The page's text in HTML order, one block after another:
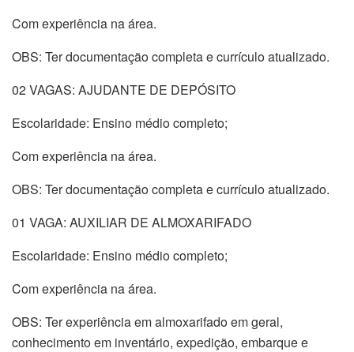
Com experiência na área.
OBS: Ter documentação completa e currículo atualizado.
02 VAGAS: AJUDANTE DE DEPÓSITO
Escolaridade: Ensino médio completo;
Com experiência na área.
OBS: Ter documentação completa e currículo atualizado.
01 VAGA: AUXILIAR DE ALMOXARIFADO
Escolaridade: Ensino médio completo;
Com experiência na área.
OBS: Ter experiência em almoxarifado em geral,
conhecimento em inventário, expedição, embarque e